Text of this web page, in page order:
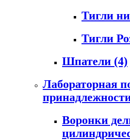
Тигли
Тигли
Шпатели (4)
Лабораторная
Воронки